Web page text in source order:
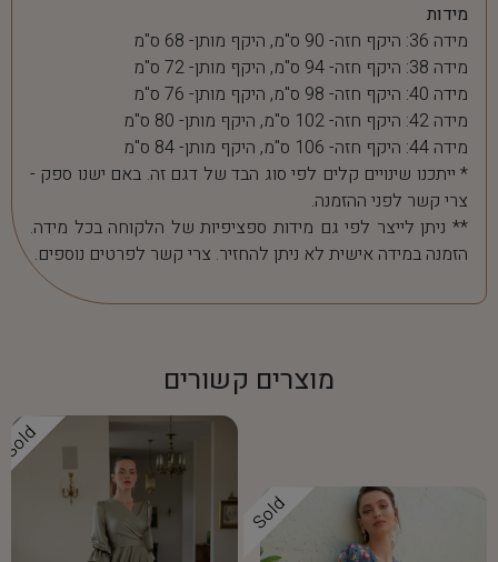
מידות
מידה 36: היקף חזה- 90 ס"מ, היקף מותן- 68 ס"מ
מידה 38: היקף חזה- 94 ס"מ, היקף מותן- 72 ס"מ
מידה 40: היקף חזה- 98 ס"מ, היקף מותן- 76 ס"מ
מידה 42: היקף חזה- 102 ס"מ, היקף מותן- 80 ס"מ
מידה 44: היקף חזה- 106 ס"מ, היקף מותן- 84 ס"מ
* ייתכנו שינויים קלים לפי סוג הבד של דגם זה. באם ישנו ספק -
צרי קשר לפני ההזמנה.
** ניתן לייצר לפי גם מידות ספציפיות של הלקוחה בכל מידה.
הזמנה במידה אישית לא ניתן להחזיר. צרי קשר לפרטים נוספים.
מוצרים קשורים
Sold
Sold